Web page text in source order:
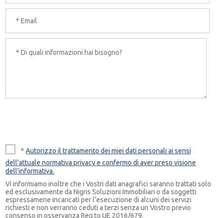
*Autorizzo il trattamento dei miei dati personali ai sensi
dell'attuale normativa privacy e confermo di aver preso visione
dell'informativa.
Vi informiamo inoltre che i Vostri dati anagrafici saranno trattati solo
ed esclusivamente da Nigris Soluzioni Immobiliari o da soggetti
espressamene incaricati per l’esecuzione di alcuni dei servizi
richiesti e non verranno ceduti a terzi senza un Vostro previo
consenso in osservanza Reg.to UE 2016/679.